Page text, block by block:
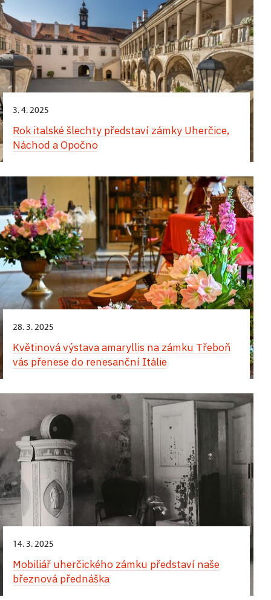
3. 4. 2025
Rok italské šlechty představí zámky Uherčice,
Náchod a Opočno
28. 3. 2025
Květinová výstava amaryllis na zámku Třeboň
vás přenese do renesanční Itálie
14. 3. 2025
Mobiliář uherčického zámku představí naše
březnová přednáška